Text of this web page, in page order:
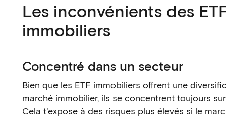
Les inconvénients des
immobiliers
Concentré dans un secteur
Bien que les ETF immobiliers offrent une
marché immobilier, ils se concentrent toujours
Cela t'expose à des risques plus élevés si le